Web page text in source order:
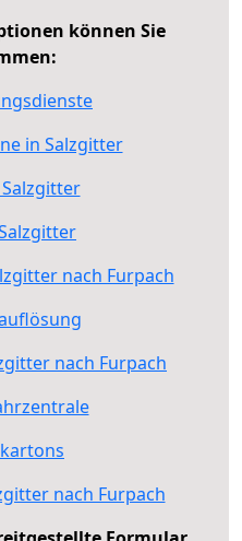
können Sie
in Salzgitter
nach Furpach
nach Furpach
nach Furpach